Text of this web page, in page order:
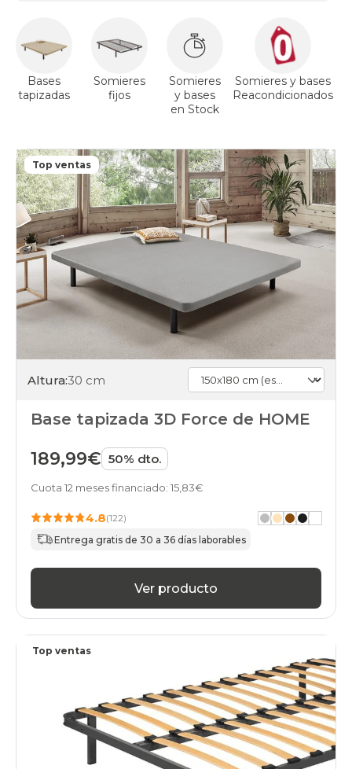
Bases
tapizadas
Somieres
fijos
Somieres
y bases
en Stock
Somieres y bases
Reacondicionados
Top ventas
Altura:30 cm
Base tapizada 3D Force de HOME
189,99€ 50% dto.
Cuota 12 meses financiado: 15,83€
4.8(122)
Entrega gratis de 30 a 36 días laborables
Ver producto
Top ventas